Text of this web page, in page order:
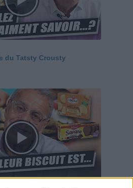
du Tatsty Crousty